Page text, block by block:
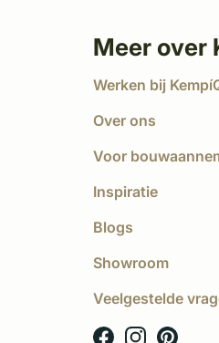
Meer over
Werken bij
Over ons
Voor
Inspiratie
Blogs
Showroom
Veelgestelde